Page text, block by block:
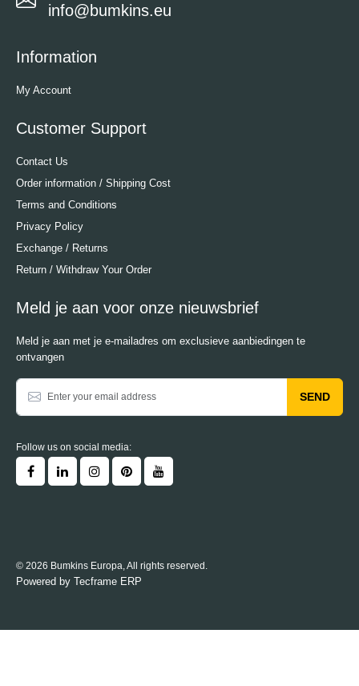
info@bumkins.eu
Information
My Account
Customer Support
Contact Us
Order information / Shipping Cost
Terms and Conditions
Privacy Policy
Exchange / Returns
Return / Withdraw Your Order
Meld je aan voor onze nieuwsbrief
Meld je aan met je e-mailadres om exclusieve aanbiedingen te
ontvangen
SEND
Follow us on social media:
© 2026 Bumkins Europa, All rights reserved.
Powered by Tecframe ERP